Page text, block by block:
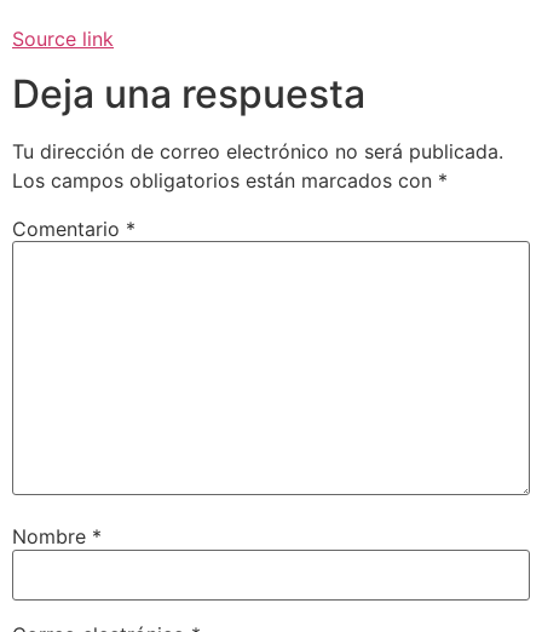
Source link
Deja una respuesta
Tu dirección de correo electrónico no será publicada.
Los campos obligatorios están marcados con *
Comentario *
Nombre *